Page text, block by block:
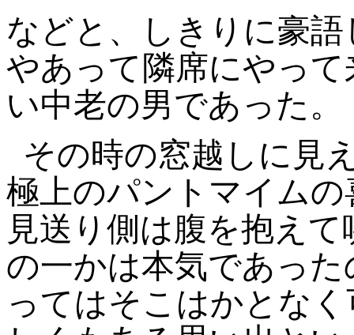
などと、しきりに豪
やあって隣席にやっ
い中老の男であった。
その時の窓越しに見
極上のパントマイム
見送り側は腹を抱え
の一かは本気であっ
ってはそこはかとな